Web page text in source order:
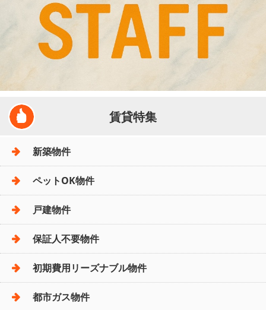
賃貸特集
新築物件
ペットOK物件
戸建物件
保証人不要物件
初期費用リーズナブル物件
都市ガス物件